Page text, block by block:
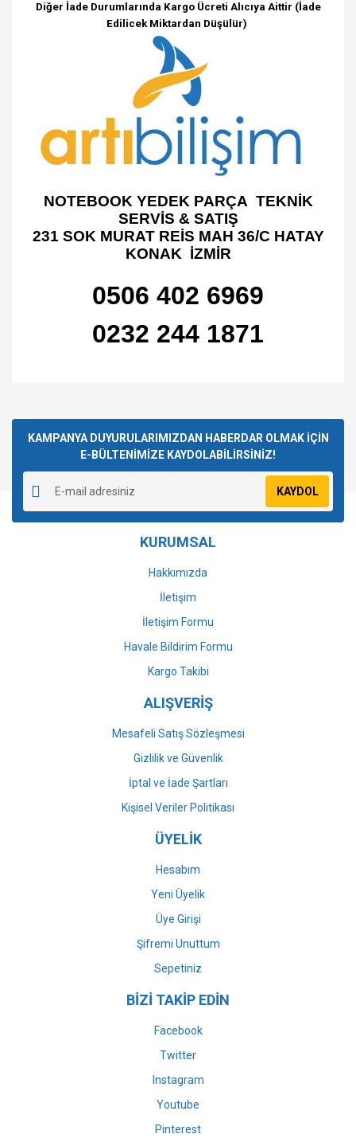
Diğer İade Durumlarında Kargo Ücreti Alıcıya Aittir (İade
Edilicek Miktardan Düşülür)
NOTEBOOK YEDEK PARÇA TEKNİK
SERVİS & SATIŞ
231 SOK MURAT REİS MAH 36/C HATAY
KONAK İZMİR
0506 402 6969
0232 244 1871
Yorum Yaz
kullanarak tarafımıza iletebilirsiniz.
Görüş ve önerileriniz için teşekkür ederiz.
Ürün resmi kalitesiz, bozuk veya görüntülenemiyor.
Ürün açıklamasında eksik bilgiler bulunuyor.
Ürün bilgilerinde hatalar bulunuyor.
Ürün fiyatı diğer sitelerden daha pahalı.
Gönder
KAMPANYA DUYURULARIMIZDAN HABERDAR OLMAK İÇİN
E-BÜLTENİMİZE KAYDOLABİLİRSİNİZ!
KAYDOL
KURUMSAL
Hakkımızda
İletişim
İletişim Formu
Havale Bildirim Formu
Kargo Takibi
ALIŞVERİŞ
Mesafeli Satış Sözleşmesi
Gizlilik ve Güvenlik
İptal ve İade Şartları
Kişisel Veriler Politikası
ÜYELİK
Hesabım
Yeni Üyelik
Üye Girişi
Şifremi Unuttum
Sepetiniz
BİZİ TAKİP EDİN
Facebook
Twitter
Instagram
Youtube
Pinterest